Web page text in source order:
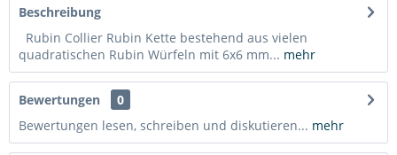
Beschreibung
Rubin Collier Rubin Kette bestehend aus vielen
quadratischen Rubin Würfeln mit 6x6 mm... mehr
Bewertungen
0
Bewertungen lesen, schreiben und diskutieren... mehr